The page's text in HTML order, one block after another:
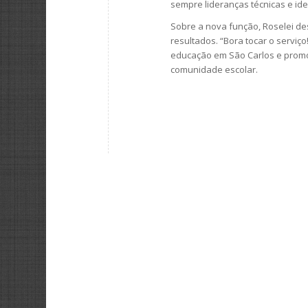
sempre lideranças técnicas e
Sobre a nova função, Roselei
resultados. “Bora tocar o
educação em São Carlos e
comunidade escolar.